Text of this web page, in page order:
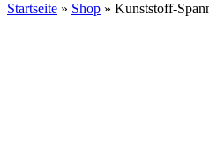
Startseite » Shop » Kunststoff-